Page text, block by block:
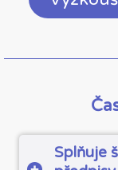
Splňuje